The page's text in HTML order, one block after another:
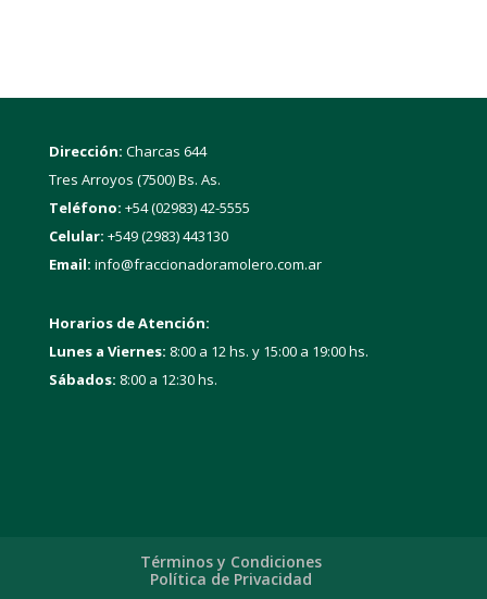
Dirección: Charcas 644
Tres Arroyos (7500) Bs. As.
Teléfono: +54 (02983) 42-5555
Celular: +549 (2983) 443130
Email: info@fraccionadoramolero.com.ar
Horarios de Atención:
Lunes a Viernes: 8:00 a 12 hs. y 15:00 a 19:00 hs.
Sábados: 8:00 a 12:30 hs.
Términos y Condiciones
Política de Privacidad